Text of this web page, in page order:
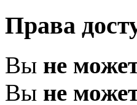
Права
Вы не
Вы не